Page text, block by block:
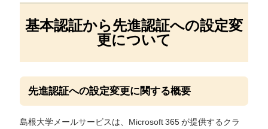
基本認証から先進認証への設定変
更について
先進認証への設定変更に関する概要
島根大学メールサービスは、Microsoft 365 が提供するクラ